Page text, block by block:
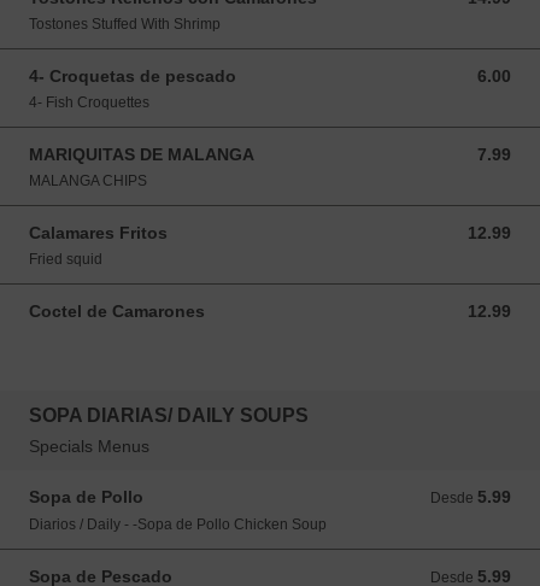
Tostones Stuffed With Shrimp
4- Croquetas de pescado 6.00
6.00 USD
4- Fish Croquettes
MARIQUITAS DE MALANGA 7.99
7.99 USD
MALANGA CHIPS
Calamares Fritos 12.99
12.99 USD
Fried squid
Coctel de Camarones 12.99
12.99 USD
SOPA DIARIAS/ DAILY SOUPS
Specials Menus
Sopa de Pollo Desde 5.99
Desde 5.99 USD
Diarios / Daily - -Sopa de Pollo Chicken Soup
Sopa de Pescado Desde 5.99
Desde 5.99 USD